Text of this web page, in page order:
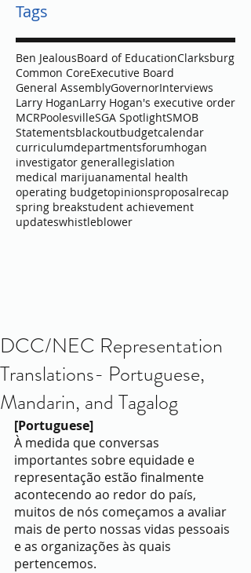
Tags
Ben JealousBoard of EducationClarksburg
Common CoreExecutive Board
General AssemblyGovernorInterviews
Larry HoganLarry Hogan's executive order
MCRPoolesvilleSGA SpotlightSMOB
Statementsblackoutbudgetcalendar
curriculumdepartmentsforumhogan
investigator generallegislation
medical marijuanamental health
operating budgetopinionsproposalrecap
spring breakstudent achievement
updateswhistleblower
DCC/NEC Representation
Translations- Portuguese,
Mandarin, and Tagalog
[Portuguese]
À medida que conversas
importantes sobre equidade e
representação estão finalmente
acontecendo ao redor do país,
muitos de nós começamos a avaliar
mais de perto nossas vidas pessoais
e as organizações às quais
pertencemos.